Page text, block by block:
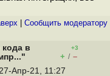
Cообщить модератору
в
+3
+ / –
Апр-21, 11:27